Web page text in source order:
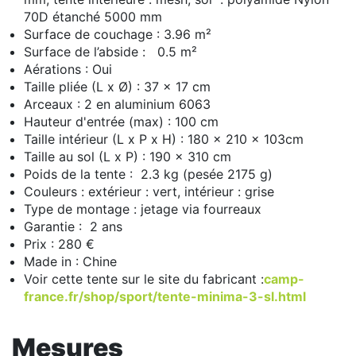
70D étanché 5000 mm
Surface de couchage : 3.96 m²
Surface de l’abside : 0.5 m²
Aérations : Oui
Taille pliée (L x Ø) : 37 x 17 cm
Arceaux : 2 en aluminium 6063
Hauteur d'entrée (max) : 100 cm
Taille intérieur (L x P x H) : 180 x 210 x 103cm
Taille au sol (L x P) : 190 x 310 cm
Poids de la tente : 2.3 kg (pesée 2175 g)
Couleurs : extérieur : vert, intérieur : grise
Type de montage : jetage via fourreaux
Garantie : 2 ans
Prix : 280 €
Made in : Chine
Voir cette tente sur le site du fabricant :camp-
france.fr/shop/sport/tente-minima-3-sl.html
Mesures